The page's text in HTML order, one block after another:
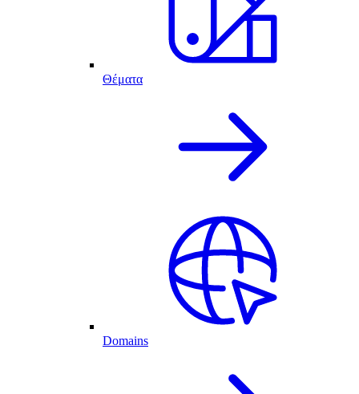
Θέματα
Domains